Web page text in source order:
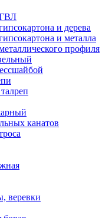
и дерева
и металла
профиля
канатов
веревки